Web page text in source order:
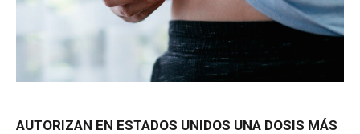
AUTORIZAN EN ESTADOS UNIDOS UNA DOSIS MÁS